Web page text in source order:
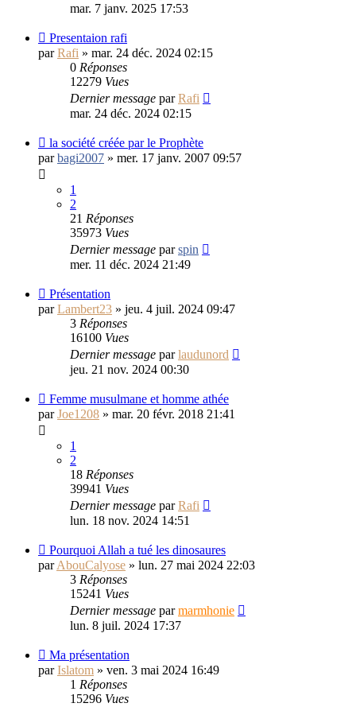
mar. 7 janv. 2025 17:53
Presentaion rafi
parRafi » mar. 24 déc. 2024 02:15
0 Réponses
12279 Vues
Dernier message parRafi
mar. 24 déc. 2024 02:15
la société créée par le Prophète
parbagi2007 » mer. 17 janv. 2007 09:57
1
2
21 Réponses
35973 Vues
Dernier message parspin
mer. 11 déc. 2024 21:49
Présentation
parLambert23 » jeu. 4 juil. 2024 09:47
3 Réponses
16100 Vues
Dernier message parlaudunord
jeu. 21 nov. 2024 00:30
Femme musulmane et homme athée
parJoe1208 » mar. 20 févr. 2018 21:41
1
2
18 Réponses
39941 Vues
Dernier message parRafi
lun. 18 nov. 2024 14:51
Pourquoi Allah a tué les dinosaures
parAbouCalyose » lun. 27 mai 2024 22:03
3 Réponses
15241 Vues
Dernier message parmarmhonie
lun. 8 juil. 2024 17:37
Ma présentation
parIslatom » ven. 3 mai 2024 16:49
1 Réponses
15296 Vues